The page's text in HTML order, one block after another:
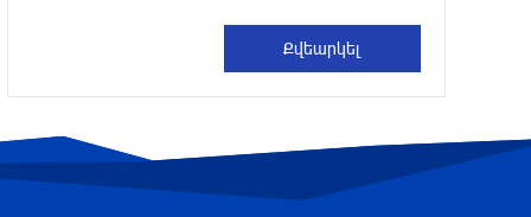
41 րոպե առաջ
ուժգնացում
41 րոպե առաջ